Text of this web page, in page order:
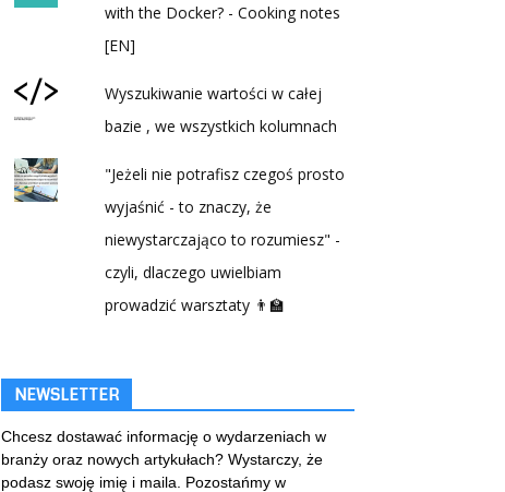
with the Docker? - Cooking notes
[EN]
Wyszukiwanie wartości w całej
bazie , we wszystkich kolumnach
"Jeżeli nie potrafisz czegoś prosto
wyjaśnić - to znaczy, że
niewystarczająco to rozumiesz" -
czyli, dlaczego uwielbiam
prowadzić warsztaty 👨‍🏫
NEWSLETTER
Chcesz dostawać informację o wydarzeniach w
branży oraz nowych artykułach? Wystarczy, że
podasz swoję imię i maila. Pozostańmy w